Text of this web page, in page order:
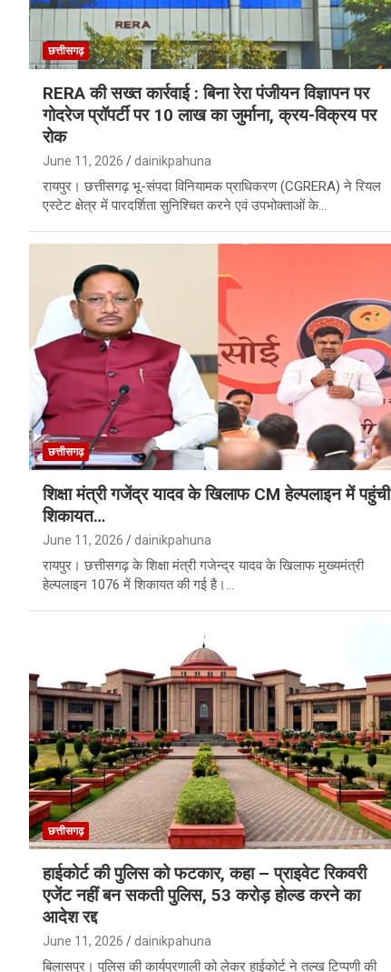
छत्तीसगढ़
RERA की सख्त कार्रवाई : बिना रेरा पंजीयन विज्ञापन पर
गोदरेज प्रॉपर्टी पर 10 लाख का जुर्माना, क्रय-विक्रय पर
रोक
June 11, 2026 dainikpahuna
रायपुर। छत्तीसगढ़ भू-संपदा विनियामक प्राधिकरण (CGRERA) ने रियल
एस्टेट क्षेत्र में पारदर्शिता सुनिश्चित करने एवं उपभोक्ताओं के…
छत्तीसगढ़
शिक्षा मंत्री गजेंद्र यादव के खिलाफ CM हेल्पलाइन में पहुंची
शिकायत…
June 11, 2026 dainikpahuna
रायपुर। छत्तीसगढ़ के शिक्षा मंत्री गजेन्द्र यादव के खिलाफ मुख्यमंत्री
हेल्पलाइन 1076 में शिकायत की गई है।…
छत्तीसगढ़
हाईकोर्ट की पुलिस को फटकार, कहा – प्राइवेट रिकवरी
एजेंट नहीं बन सकती पुलिस, 53 करोड़ होल्ड करने का
आदेश रद्द
June 11, 2026 dainikpahuna
बिलासपुर। पुलिस की कार्यप्रणाली को लेकर हाईकोर्ट ने तल्ख टिप्पणी की